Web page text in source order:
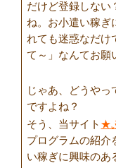
だけど登録しない
ね。お小遣い稼ぎ
れても迷惑なだけ
て～」なんてお願
じゃあ、どうや
ですよね？
そう、当サイト ★
プログラムの紹介
い稼ぎに興味のあ